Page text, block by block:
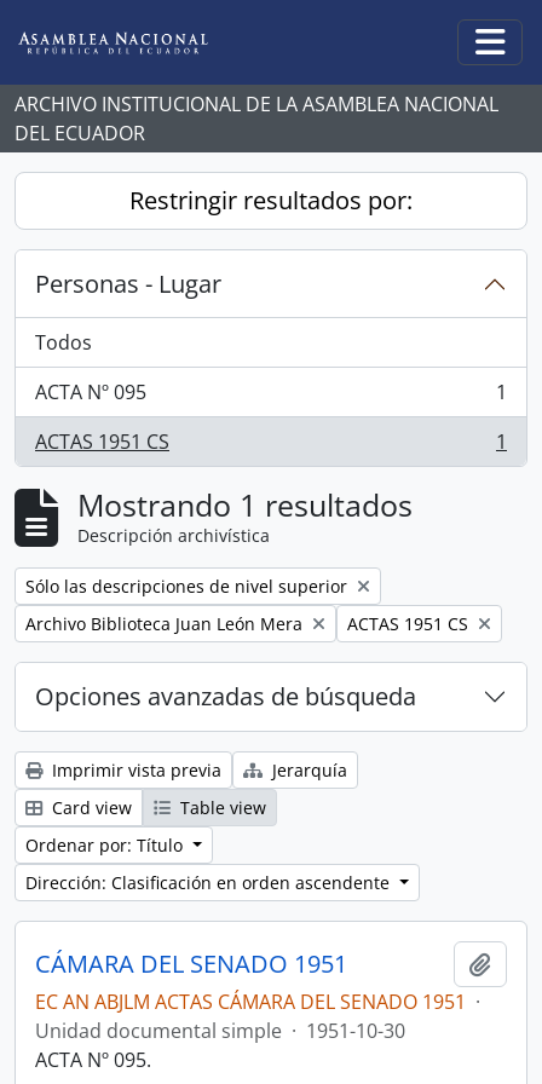
ARCHIVO INSTITUCIONAL DE LA ASAMBLEA NACIONAL
DEL ECUADOR
Restringir resultados por:
Personas - Lugar
Todos
ACTA Nº 095
, 1 resultados
1
ACTAS 1951 CS
, 1 resultados 1
Mostrando 1 resultados
Descripción archivística
Remove filter:
Sólo las descripciones de nivel superior
Remove filter:
Archivo Biblioteca Juan León Mera Remove filter:
ACTAS 1951 CS
Opciones avanzadas de búsqueda
Imprimir vista previa
Jerarquía
Card view
Table view
Ordenar por: Título
Dirección: Clasificación en orden ascendente
CÁMARA DEL SENADO 1951
EC AN ABJLM ACTAS CÁMARA DEL SENADO 1951 ·
Unidad documental simple · 1951-10-30
ACTA Nº 095.